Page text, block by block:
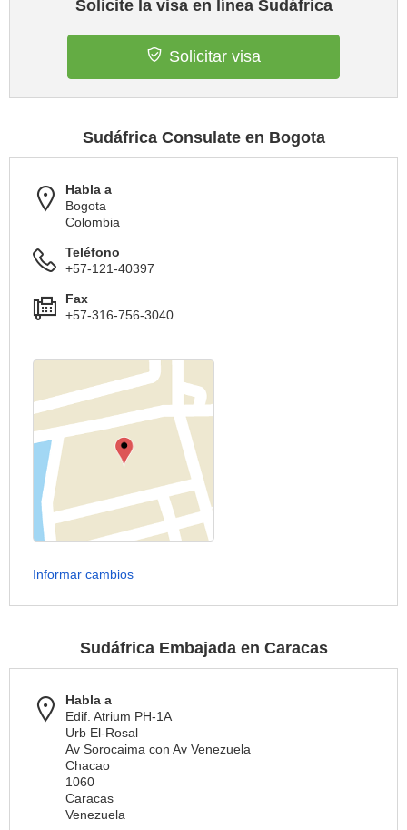
Solicite la visa en línea Sudáfrica
Solicitar visa
Sudáfrica Consulate en Bogota
Habla a
Bogota
Colombia
Teléfono
+57-121-40397
Fax
+57-316-756-3040
Informar cambios
Sudáfrica Embajada en Caracas
Habla a
Edif. Atrium PH-1A
Urb El-Rosal
Av Sorocaima con Av Venezuela
Chacao
1060
Caracas
Venezuela